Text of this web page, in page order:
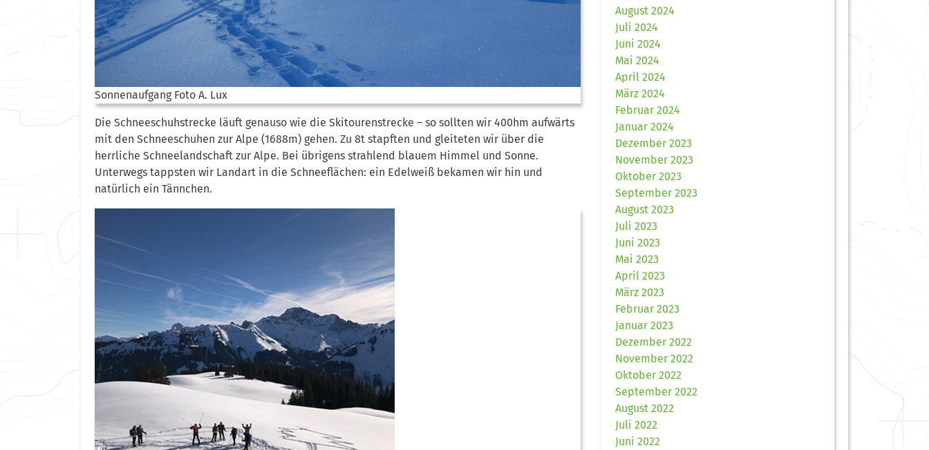
Sonnenaufgang Foto A. Lux
Die Schneeschuhstrecke läuft genauso wie die Skitourenstrecke – so sollten wir 400hm aufwärts
mit den Schneeschuhen zur Alpe (1688m) gehen. Zu 8t stapften und gleiteten wir über die
herrliche Schneelandschaft zur Alpe. Bei übrigens strahlend blauem Himmel und Sonne.
Unterwegs tappsten wir Landart in die Schneeflächen: ein Edelweiß bekamen wir hin und
natürlich ein Tännchen.
August 2024
Juli 2024
Juni 2024
Mai 2024
April 2024
März 2024
Februar 2024
Januar 2024
Dezember 2023
November 2023
Oktober 2023
September 2023
August 2023
Juli 2023
Juni 2023
Mai 2023
April 2023
März 2023
Februar 2023
Januar 2023
Dezember 2022
November 2022
Oktober 2022
September 2022
August 2022
Juli 2022
Juni 2022